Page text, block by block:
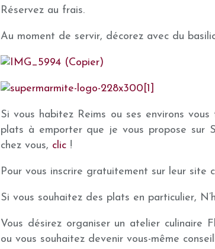
Réservez au frais.
Au moment de servir, décorez avec du
Si vous habitez Reims ou ses environs
plats à emporter que je vous propose sur
chez vous, clic !
Pour vous inscrire gratuitement sur leur site
Si vous souhaitez des plats en particulier,
Vous désirez organiser un atelier culinaire
ou vous souhaitez devenir vous-même